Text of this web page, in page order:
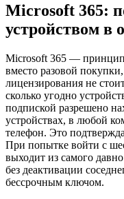
Microsoft 365:
устройством в
Microsoft 365 —
вместо разовой
лицензирования не
сколько угодно
подпиской разрешено
устройствах, в любой
телефон. Это
При попытке войти с
выходит из самого
без деактивации
бессрочным ключом.